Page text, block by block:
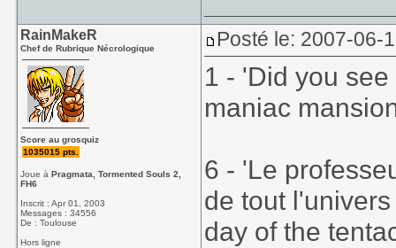
RainMakeR
Chef de Rubrique Nécrologique
Score au grosquiz
1035015 pts.
Joue àPragmata, Tormented Souls 2,
FH6
Inscrit : Apr 01, 2003
Messages : 34556
De : Toulouse
Hors ligne
Posté le: 2007-06-
1 - 'Did you
maniac
6 - 'Le
de tout
day of the